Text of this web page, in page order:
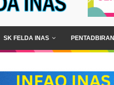
SK FELDA INAS PENTADBIRAN